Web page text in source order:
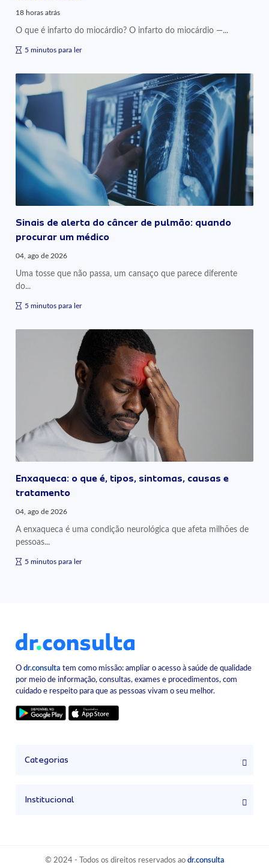
18 horas atrás
O que é infarto do miocárdio? O infarto do miocárdio —...
5 minutos para ler
Sinais de alerta do câncer de pulmão: quando
procurar um médico
04, ago de 2026
Uma tosse que não passa, um cansaço que parece diferente
do...
5 minutos para ler
Enxaqueca: o que é, tipos, sintomas, causas e
tratamento
04, ago de 2026
A enxaqueca é uma condição neurológica que afeta milhões de
pessoas...
5 minutos para ler
Odr.consulta tem como missão: ampliar o acesso à saúde de qualidade
por meio de informação, consultas, exames e procedimentos, com
cuidado e respeito para que as pessoas vivam o seu melhor.
Categorias
Institucional
© 2024 - Todos os direitos reservados ao dr.consulta